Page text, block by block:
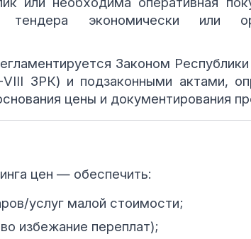
экономически или
Законом
ЗРК) и подзаконными актами,
цены и документирования
цен — обеспечить:
услуг малой стоимости;
избежание переплат);